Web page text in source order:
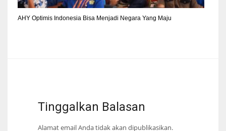
AHY Optimis Indonesia Bisa Menjadi Negara Yang Maju
Tinggalkan Balasan
Alamat email Anda tidak akan dipublikasikan.